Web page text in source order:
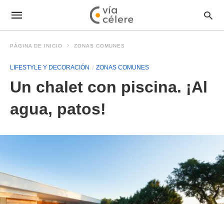
PÁGINA DE INICIO ZONAS COMUNES
LIFESTYLE Y DECORACIÓN ZONAS COMUNES
Un chalet con piscina. ¡Al
agua, patos!